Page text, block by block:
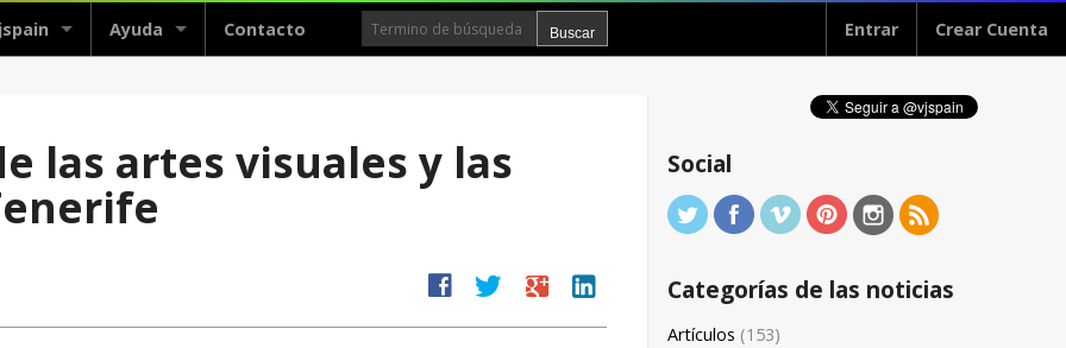
Ayuda Contacto Entrar Crear Cuenta
las artes visuales y las
facebook twitter google linkedin
Social
Categorías de las noticias
Artículos (153)